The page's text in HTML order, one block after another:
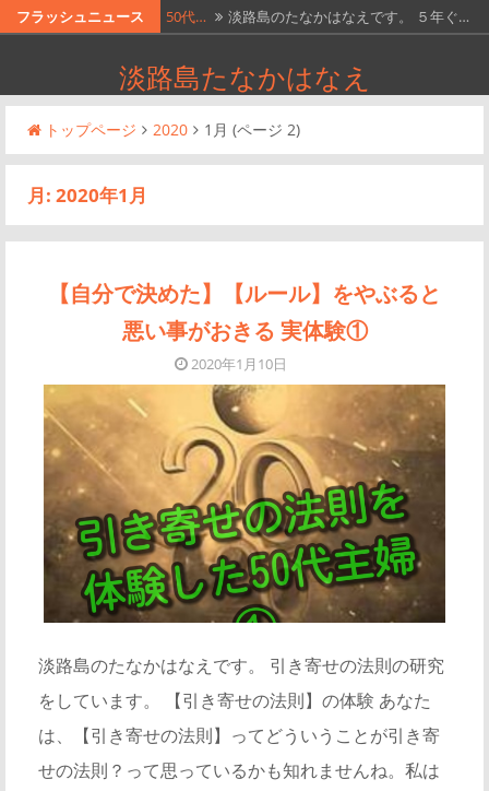
ン
へ
キ
フラッシュニュース 50代… 淡路島のたなかはなえです。 ５年ぐ…
【50…
【50… 淡路島のたなかはなえです。 引き寄…
淡路島たなかはなえ
トップページ 2020 1月 (ページ 2)
月: 2020年1月
【自分で決めた】【ルール】をやぶると
悪い事がおきる 実体験①
2020年1月10日
淡路島のたなかはなえです。 引き寄せの法則の研究
をしています。 【引き寄せの法則】の体験 あなた
は、【引き寄せの法則】ってどういうことが引き寄
せの法則？って思っているかも知れませんね。私は